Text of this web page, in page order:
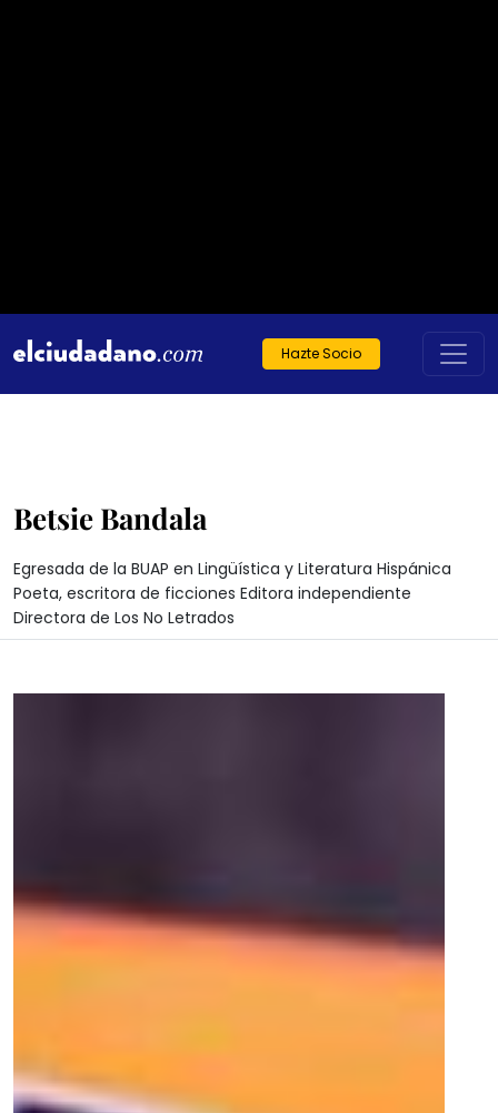
Hazte Socio
Betsie Bandala
Egresada de la BUAP en Lingüística y Literatura Hispánica
Poeta, escritora de ficciones Editora independiente
Directora de Los No Letrados